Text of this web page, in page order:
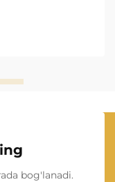
bog'lanadi.